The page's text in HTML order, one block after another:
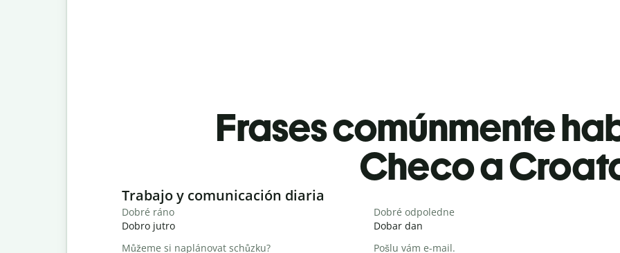
Frases comúnmente
Checo a
Slide 1 of 6
Trabajo y comunicación diaria
Dobré ráno
Dobro jutro
Dobré odpoledne
Dobar dan
Můžeme si naplánovat schůzku?
Pošlu vám e-mail.